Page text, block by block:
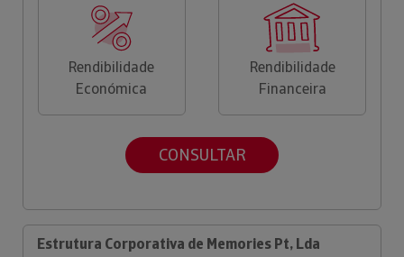
Rendibilidade
Económica
Rendibilidade
Financeira
CONSULTAR
Estrutura Corporativa de Memories Pt, Lda